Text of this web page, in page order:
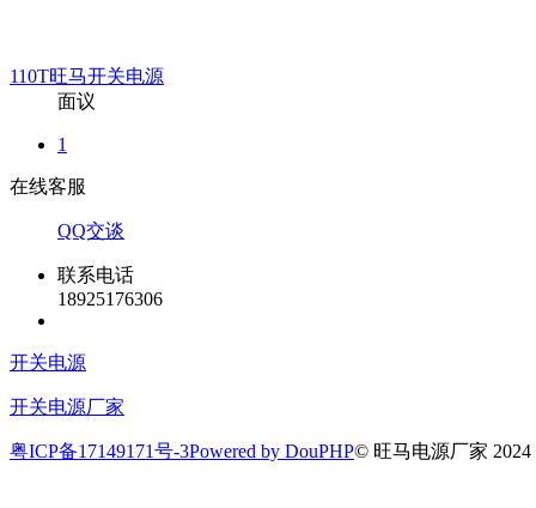
110T旺马开关电源
面议
1
在线客服
QQ交谈
联系电话
18925176306
开关电源
开关电源厂家
粤ICP备17149171号-3Powered by DouPHP© 旺马电源厂家 2024